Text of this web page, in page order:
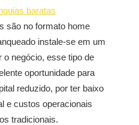
baratas
são no formato home
instale-se em um
o negócio, esse tipo de
oportunidade para
reduzido, por ter baixo
e custos operacionais
tradicionais.